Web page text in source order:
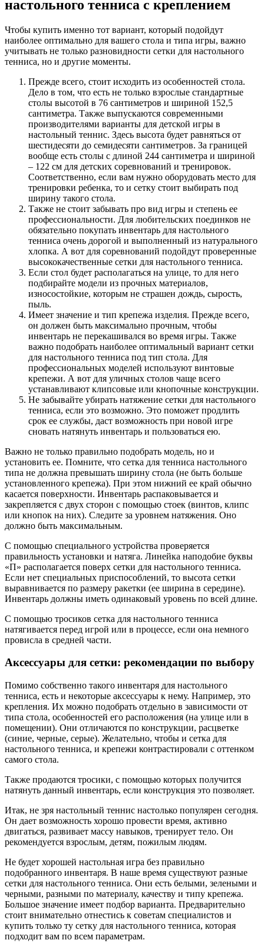
настольного тенниса с креплением
Чтобы купить именно тот вариант, который подойдут
наиболее оптимально для вашего стола и типа игры, важно
учитывать не только разновидности сетки для настольного
тенниса, но и другие моменты.
Прежде всего, стоит исходить из особенностей стола.
Дело в том, что есть не только взрослые стандартные
столы высотой в 76 сантиметров и шириной 152,5
сантиметра. Также выпускаются современными
производителями варианты для детской игры в
настольный теннис. Здесь высота будет равняться от
шестидесяти до семидесяти сантиметров. За границей
вообще есть столы с длиной 244 сантиметра и шириной
– 122 см для детских соревнований и тренировок.
Соответственно, если вам нужно оборудовать место для
тренировки ребенка, то и сетку стоит выбирать под
ширину такого стола.
Также не стоит забывать про вид игры и степень ее
профессиональности. Для любительских поединков не
обязательно покупать инвентарь для настольного
тенниса очень дорогой и выполненный из натурального
хлопка. А вот для соревнований подойдут проверенные
высококачественные сетки для настольного тенниса.
Если стол будет располагаться на улице, то для него
подбирайте модели из прочных материалов,
износостойкие, которым не страшен дождь, сырость,
пыль.
Имеет значение и тип крепежа изделия. Прежде всего,
он должен быть максимально прочным, чтобы
инвентарь не перекашивался во время игры. Также
важно подобрать наиболее оптимальный вариант сетки
для настольного тенниса под тип стола. Для
профессиональных моделей используют винтовые
крепежи. А вот для уличных столов чаще всего
устанавливают клипсовые или кнопочные конструкции.
Не забывайте убирать натяжение сетки для настольного
тенниса, если это возможно. Это поможет продлить
срок ее службы, даст возможность при новой игре
сновать натянуть инвентарь и пользоваться ею.
Важно не только правильно подобрать модель, но и
установить ее. Помните, что сетка для тенниса настольного
типа не должна превышать ширину стола (не быть больше
установленного крепежа). При этом нижний ее край обычно
касается поверхности. Инвентарь распаковывается и
закрепляется с двух сторон с помощью стоек (винтов, клипс
или кнопок на них). Следите за уровнем натяжения. Оно
должно быть максимальным.
С помощью специального устройства проверяется
правильность установки и натяга. Линейка наподобие буквы
«П» располагается поверх сетки для настольного тенниса.
Если нет специальных приспособлений, то высота сетки
выравнивается по размеру ракетки (ее ширина в середине).
Инвентарь должны иметь одинаковый уровень по всей длине.
С помощью тросиков сетка для настольного тенниса
натягивается перед игрой или в процессе, если она немного
провисла в средней части.
Аксессуары для сетки: рекомендации по выбору
Помимо собственно такого инвентаря для настольного
тенниса, есть и некоторые аксессуары к нему. Например, это
крепления. Их можно подобрать отдельно в зависимости от
типа стола, особенностей его расположения (на улице или в
помещении). Они отличаются по конструкции, расцветке
(синие, черные, серые). Желательно, чтобы и сетка для
настольного тенниса, и крепежи контрастировали с оттенком
самого стола.
Также продаются тросики, с помощью которых получится
натянуть данный инвентарь, если конструкция это позволяет.
Итак, не зря настольный теннис настолько популярен сегодня.
Он дает возможность хорошо провести время, активно
двигаться, развивает массу навыков, тренирует тело. Он
рекомендуется взрослым, детям, пожилым людям.
Не будет хорошей настольная игра без правильно
подобранного инвентаря. В наше время существуют разные
сетки для настольного тенниса. Они есть белыми, зелеными и
черными, разными по материалу, качеству и типу крепежа.
Большое значение имеет подбор варианта. Предварительно
стоит внимательно отнестись к советам специалистов и
купить только ту сетку для настольного тенниса, которая
подходит вам по всем параметрам.